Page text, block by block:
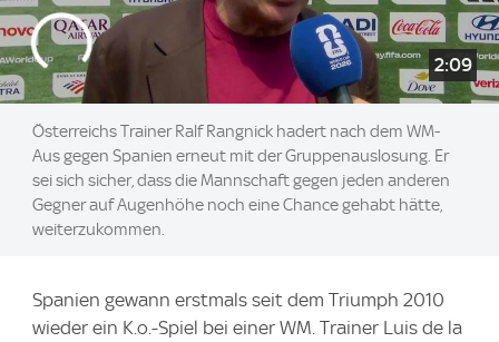
2:09
Österreichs Trainer Ralf Rangnick hadert nach dem WM-
Aus gegen Spanien erneut mit der Gruppenauslosung. Er
sei sich sicher, dass die Mannschaft gegen jeden anderen
Gegner auf Augenhöhe noch eine Chance gehabt hätte,
weiterzukommen.
Spanien gewann erstmals seit dem Triumph 2010
wieder ein K.o.-Spiel bei einer WM. Trainer Luis de la